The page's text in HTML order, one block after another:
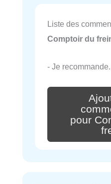
Liste des
Comptoir du
- Je recommande.
pour